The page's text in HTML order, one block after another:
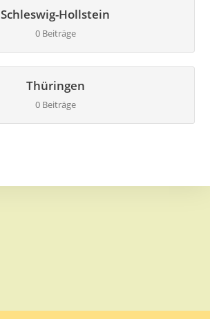
Schleswig-Hollstein
0 Beiträge
Thüringen
0 Beiträge